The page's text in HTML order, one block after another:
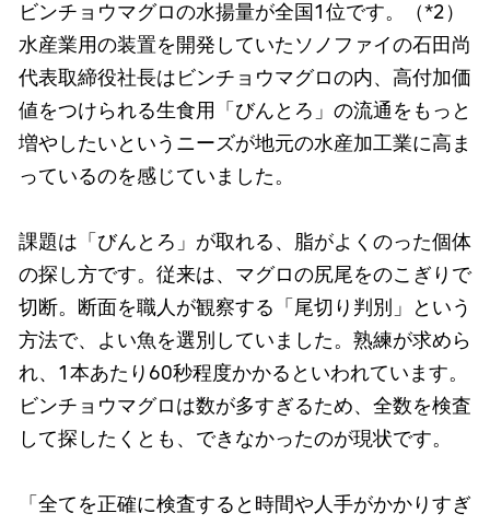
ビンチョウマグロの水揚量が全国1位です。（*2）
水産業用の装置を開発していたソノファイの石田尚
代表取締役社長はビンチョウマグロの内、高付加価
値をつけられる生食用「びんとろ」の流通をもっと
増やしたいというニーズが地元の水産加工業に高ま
っているのを感じていました。
課題は「びんとろ」が取れる、脂がよくのった個体
の探し方です。従来は、マグロの尻尾をのこぎりで
切断。断面を職人が観察する「尾切り判別」という
方法で、よい魚を選別していました。熟練が求めら
れ、1本あたり60秒程度かかるといわれています。
ビンチョウマグロは数が多すぎるため、全数を検査
して探したくとも、できなかったのが現状です。
「全てを正確に検査すると時間や人手がかかりすぎ